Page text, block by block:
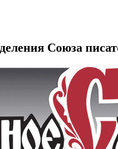
Союза